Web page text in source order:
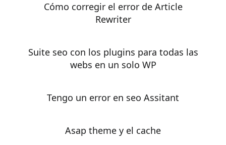
Cómo corregir el error de Article
Rewriter
Suite seo con los plugins para todas las
webs en un solo WP
Tengo un error en seo Assitant
asap theme y el cache